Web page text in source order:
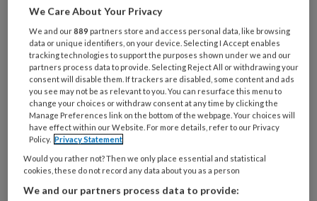
dat de keuze regelmatig op een ander
lokaal anestheticum viel, waar op basis
van wetenschappelijk onderzoek
articaïne de voorkeur verdient.
Wilt u dit artikel lezen?
We Care About Your Privacy
We and our889 partners store and access personal data, like browsing
data or unique identifiers, on your device. Selecting I Accept enables
tracking technologies to support the purposes shown under we and our
partners process data to provide. Selecting Reject All or withdrawing your
consent will disable them. If trackers are disabled, some content and ads
you see may not be as relevant to you. You can resurface this menu to
change your choices or withdraw consent at any time by clicking the
Manage Preferences link on the bottom of the webpage. Your choices will
have effect within our Website. For more details, refer to our Privacy
Policy. Privacy Statement
Would you rather not? Then we only place essential and statistical
cookies, these do not record any data about you as a person
We and our partners process data to provide: